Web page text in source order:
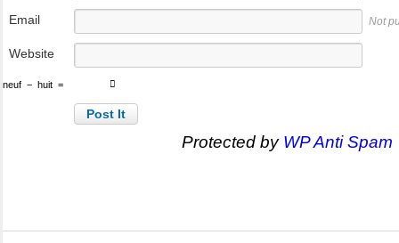
Email Not
Website
neuf − huit =
Protected by WP Anti Spam